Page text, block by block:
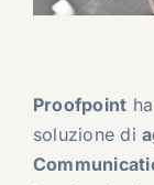
Proofpoint
soluzione di